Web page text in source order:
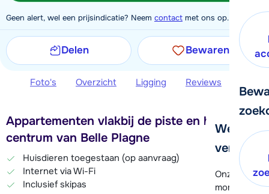
We
verder!
Onze
moment
Geen alert, wel een prijsindicatie? Neem contact met ons op.
Delen Bewaren
Foto's Overzicht Ligging Reviews
Appartementen vlakbij de piste en het
centrum van Belle Plagne
Huisdieren toegestaan (op aanvraag)
Internet via Wi-Fi
Inclusief skipas